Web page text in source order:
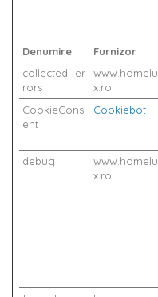
Denumire Furnizor
collected_er
rors
www.homelu
x.ro
CookieCons
ent
Cookiebot
debug
www.homelu
x.ro